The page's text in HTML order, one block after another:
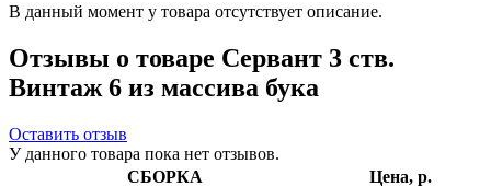
В данный момент у товара отсутствует описание.
Отзывы о товаре Сервант 3 ств.
Винтаж 6 из массива бука
Оставить отзыв
У данного товара пока нет отзывов.
СБОРКА
Цена, р.